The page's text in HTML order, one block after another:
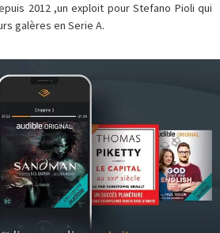
2012 ,un exploit pour Stefano Pioli qui
galères en Serie A.